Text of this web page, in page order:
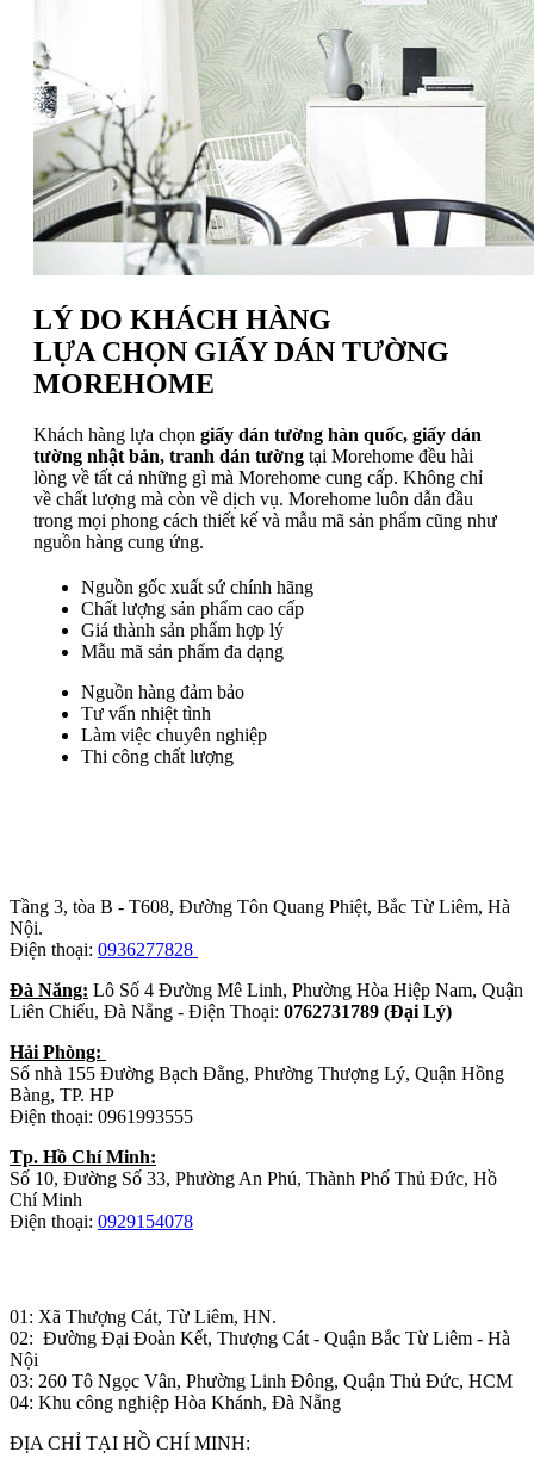
LÝ DO KHÁCH HÀNG
LỰA CHỌN GIẤY DÁN TƯỜNG
MOREHOME
Khách hàng lựa chọn giấy dán tường hàn quốc, giấy dán
tường nhật bản, tranh dán tường tại Morehome đều hài
lòng về tất cả những gì mà Morehome cung cấp. Không chỉ
về chất lượng mà còn về dịch vụ. Morehome luôn dẫn đầu
trong mọi phong cách thiết kế và mẫu mã sản phẩm cũng như
nguồn hàng cung ứng.
Nguồn gốc xuất sứ chính hãng
Chất lượng sản phẩm cao cấp
Giá thành sản phẩm hợp lý
Mẫu mã sản phẩm đa dạng
Nguồn hàng đảm bảo
Tư vấn nhiệt tình
Làm việc chuyên nghiệp
Thi công chất lượng
Tầng 3, tòa B - T608, Đường Tôn Quang Phiệt, Bắc Từ Liêm, Hà
Nội.
Điện thoại: 0936277828
Đà Năng: Lô Số 4 Đường Mê Linh, Phường Hòa Hiệp Nam, Quận
Liên Chiểu, Đà Nẵng - Điện Thoại: 0762731789 (Đại Lý)
Hải Phòng:
Số nhà 155 Đường Bạch Đằng, Phường Thượng Lý, Quận Hồng
Bàng, TP. HP
Điện thoại: 0961993555
Tp. Hồ Chí Minh:
Số 10, Đường Số 33, Phường An Phú, Thành Phố Thủ Đức, Hồ
Chí Minh
Điện thoại: 0929154078
01: Xã Thượng Cát, Từ Liêm, HN.
02: Đường Đại Đoàn Kết, Thượng Cát - Quận Bắc Từ Liêm - Hà
Nội
03: 260 Tô Ngọc Vân, Phường Linh Đông, Quận Thủ Đức, HCM
04: Khu công nghiệp Hòa Khánh, Đà Nẵng
ĐỊA CHỈ TẠI HỒ CHÍ MINH: